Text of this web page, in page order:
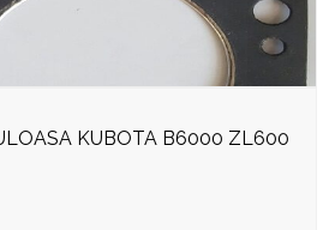
KUBOTA B6000 ZL600